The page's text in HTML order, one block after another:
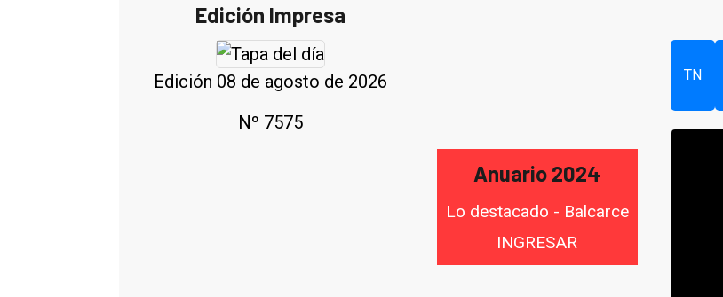
Edición Impresa
Edición 08 de agosto de 2026
Nº 7575
Anuario 2024
Lo destacado - Balcarce
INGRESAR
TN